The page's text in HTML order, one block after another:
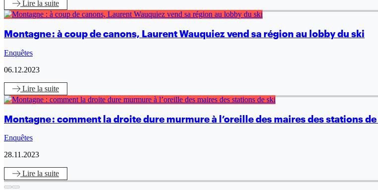
Lire la suite
Montagne : à coup de canons, Laurent Wauquiez vend sa région au lobby du ski
Enquêtes
06.12.2023
Lire la suite
Montagne : comment la droite dure murmure à l’oreille des maires des stations
Enquêtes
28.11.2023
Lire la suite